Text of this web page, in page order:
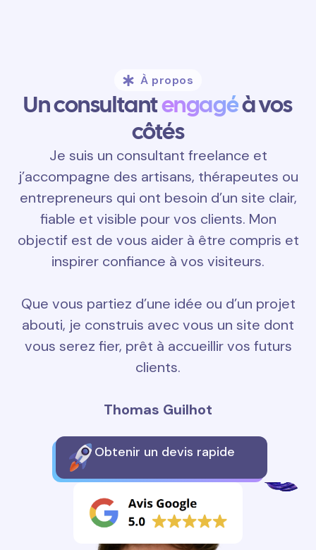
À propos
Un consultantengagéà vos
côtés
Je suis un consultant freelance et
j’accompagne des artisans, thérapeutes ou
entrepreneurs qui ont besoin d’un site clair,
fiable et visible pour vos clients. Mon
objectif est de vous aider à être compris et
inspirer confiance à vos visiteurs.
Que vous partiez d’une idée ou d’un projet
abouti, je construis avec vous un site dont
vous serez fier, prêt à accueillir vos futurs
clients.
Thomas Guilhot
Obtenir un devis rapide